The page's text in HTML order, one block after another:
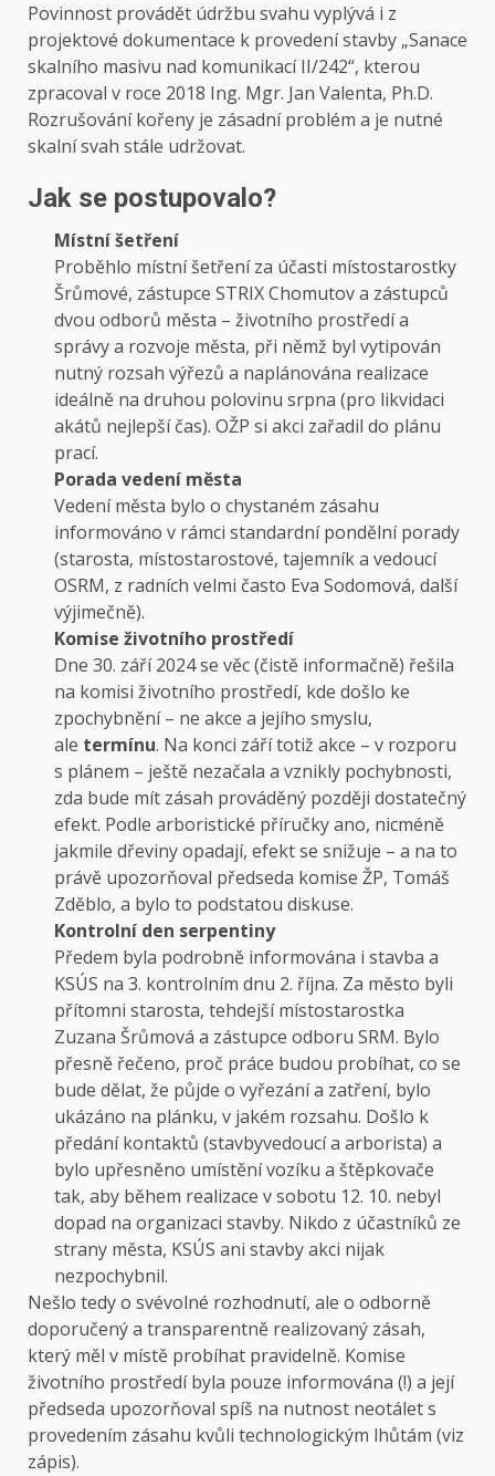
Povinnost provádět údržbu svahu vyplývá i z
projektové dokumentace k provedení stavby „Sanace
skalního masivu nad komunikací II/242“, kterou
zpracoval v roce 2018 Ing. Mgr. Jan Valenta, Ph.D.
Rozrušování kořeny je zásadní problém a je nutné
skalní svah stále udržovat.
Jak se postupovalo?
Místní šetření
Proběhlo místní šetření za účasti místostarostky
Šrůmové, zástupce STRIX Chomutov a zástupců
dvou odborů města – životního prostředí a
správy a rozvoje města, při němž byl vytipován
nutný rozsah výřezů a naplánována realizace
ideálně na druhou polovinu srpna (pro likvidaci
akátů nejlepší čas). OŽP si akci zařadil do plánu
prací.
Porada vedení města
Vedení města bylo o chystaném zásahu
informováno v rámci standardní pondělní porady
(starosta, místostarostové, tajemník a vedoucí
OSRM, z radních velmi často Eva Sodomová, další
výjimečně).
Komise životního prostředí
Dne 30. září 2024 se věc (čistě informačně) řešila
na komisi životního prostředí, kde došlo ke
zpochybnění – ne akce a jejího smyslu,
ale termínu. Na konci září totiž akce – v rozporu
s plánem – ještě nezačala a vznikly pochybnosti,
zda bude mít zásah prováděný později dostatečný
efekt. Podle arboristické příručky ano, nicméně
jakmile dřeviny opadají, efekt se snižuje – a na to
právě upozorňoval předseda komise ŽP, Tomáš
Zděblo, a bylo to podstatou diskuse.
Kontrolní den serpentiny
Předem byla podrobně informována i stavba a
KSÚS na 3. kontrolním dnu 2. října. Za město byli
přítomni starosta, tehdejší místostarostka
Zuzana Šrůmová a zástupce odboru SRM. Bylo
přesně řečeno, proč práce budou probíhat, co se
bude dělat, že půjde o vyřezání a zatření, bylo
ukázáno na plánku, v jakém rozsahu. Došlo k
předání kontaktů (stavbyvedoucí a arborista) a
bylo upřesněno umístění vozíku a štěpkovače
tak, aby během realizace v sobotu 12. 10. nebyl
dopad na organizaci stavby. Nikdo z účastníků ze
strany města, KSÚS ani stavby akci nijak
nezpochybnil.
Nešlo tedy o svévolné rozhodnutí, ale o odborně
doporučený a transparentně realizovaný zásah,
který měl v místě probíhat pravidelně. Komise
životního prostředí byla pouze informována (!) a její
předseda upozorňoval spíš na nutnost neotálet s
provedením zásahu kvůli technologickým lhůtám (viz
zápis).